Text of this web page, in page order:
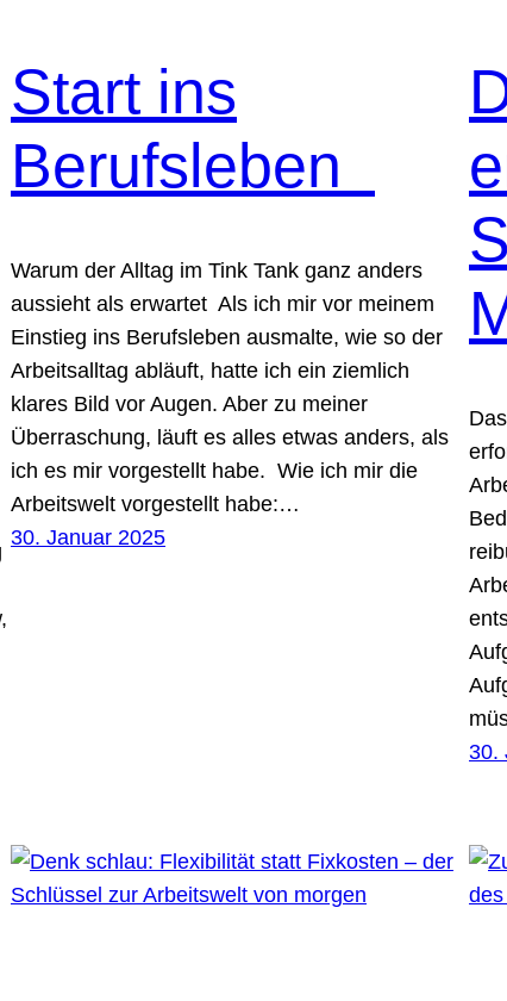
Start ins
Berufsleben
Warum der Alltag im Tink Tank ganz anders
aussieht als erwartet Als ich mir vor meinem
Einstieg ins Berufsleben ausmalte, wie so der
Arbeitsalltag abläuft, hatte ich ein ziemlich
klares Bild vor Augen. Aber zu meiner
Überraschung, läuft es alles etwas anders, als
ich es mir vorgestellt habe. Wie ich mir die
Arbeitswelt vorgestellt habe:…
30. Januar 2025
30.